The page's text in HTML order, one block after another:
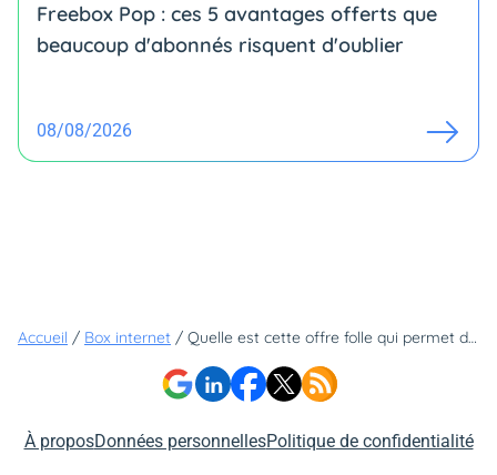
Freebox Pop : ces 5 avantages offerts que
beaucoup d'abonnés risquent d'oublier
08/08/2026
Accueil / Box internet / Quelle est cette offre folle qui permet d'avoir Netflix, Prime Video, Disney+ et tellement plus encore à 0€ ?
À proposDonnées personnellesPolitique de confidentialité